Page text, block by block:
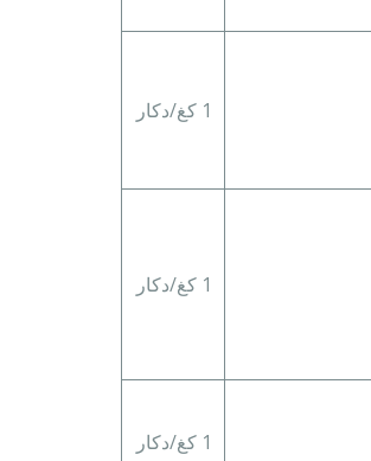
1 كغ/دكار
1 كغ/دكار
1 كغ/دكار